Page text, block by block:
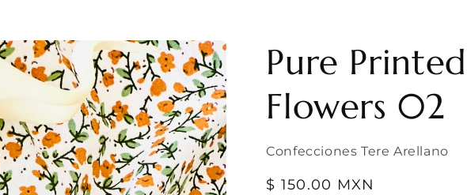
Pure
Flowers 02
Confecciones Tere Arellano
Precio
$ 150.00 MXN